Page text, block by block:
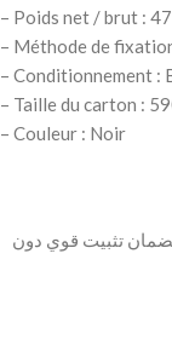
– Poids net / brut :
– Méthode de
– Conditionnement :
– Taille du carton :
– Couleur : Noir
لضمان تثبيت قوي دون